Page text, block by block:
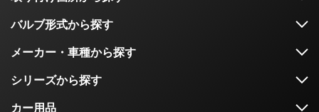
バルブ形式から探す
メーカー・車種から探す
シリーズから探す
カー用品